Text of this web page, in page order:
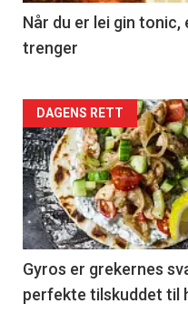
Når du er lei gin
trenger
Forsiden
akkurat
nå
-
2
DAGENS RETT
Gyros er grekernes
perfekte tilskuddet til